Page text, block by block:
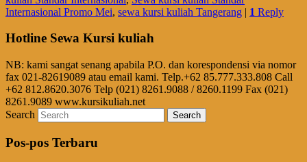
Internasional Promo Mei, sewa kursi kuliah Tangerang | 1 Reply
Hotline Sewa Kursi kuliah
NB: kami sangat senang apabila P.O. dan korespondensi via nomor
fax 021-82619089 atau email kami. Telp.+62 85.777.333.808 Call
+62 812.8620.3076 Telp (021) 8261.9088 / 8260.1199 Fax (021)
8261.9089 www.kursikuliah.net
Search
Pos-pos Terbaru